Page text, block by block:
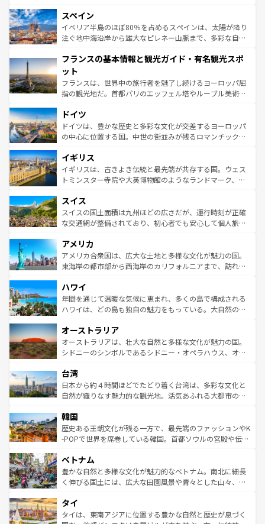
ろん、トスカーナの美しい田園風景やアマルフィ海岸の絶
景など、自然景観も見逃せない。観光の合間には、本場の
ピザやパスタなど、絶品のイタリア料理を堪能することも
ませてくれるイタリアで、忘れられない旅をしてみよう！
なお、新着のイタリア情報は
しい。
スペイン
イベリア半島のほぼ80％を占めるスペインは、太陽が降り
注ぐ地中海沿岸から雄大なピレネー山脈まで、多彩な自然
文化が根付くこの国では、情熱的なフラメンコ、熱気あふ
れる闘牛、そして美味しいタパスが生活の一部となってい
る。首都マドリードの洗練された雰囲気や、バルセロナの
アートに溢れた街角から、地方では古代ローマ遺跡や中世
せる。地方によって風土や気候が異なるスペインはその個
性で訪れる人を魅了する。 なお、新着のスペイン情報は コ
ンテンツ一覧を参照してほしい。
フランスの基本情報と観光ガイド・有名観光スポ
ット
フランスは、世界中の旅行者を魅了し続けるヨーロッパ屈
指の観光地だ。首都パリのエッフェル塔やルーブル美術館
で、幅広い魅力が詰まっている。華麗な宮殿、歴史的な大
聖堂、美しいビーチ、そして豊かな自然が、訪れる者を心
から魅了する。また、フランスは美食の国としても知ら
いる。シャンパンの発祥地であるランス、プロヴァンスの
香り高いラベンダー畑など、多彩な楽しみ方が可能だ。さ
らに、パリ以外の地域にも魅力が溢れており、どの街角に
れる地方に足を運ぶとそれぞれで全く異なる文化を体験で
きるだろう。 なお、新着のフランス情報はコンテンツ一覧
を参照してほしい。
ドイツ
ドイツは、豊かな歴史と多彩な文化が交差するヨーロッパ
の中心に位置する国。中世の街並みが残るロマンチック街
顔を持つこの国は、どこを歩いても飽きることがない。ベ
ルリンの文化的活気、バイエルン州のアルプスの絶景、そ
してライン川沿いのワイン畑といった風景は必見。ビール
は、お酒好きな人にはぜひ体験してほしい。 なお、新着の
ドイツ情報はコンテンツ一覧を参照してほしい。
イギリス
イギリスは、古きよき伝統と最先端が共存する国。ウェス
トミンスター寺院や大英博物館のようなランドマーク、歴
リアごとに異なる魅力がある。また、優雅なアフタヌーン
ティー、ビール好きにはたまらない英国パブ、サッカー観
戦など、本場だからこそできる体験も豊富。イギリスを旅
ンツ一覧を参照してほしい。
スイス
スイスの国土面積は九州ほどの広さだが、運行時刻が正確
な交通網が整備されており、初心者でも安心して個人旅行
の建物がそのまま残る町や、スイスならではのユニークな
博物館もあり、アルプス観光だけでなく町歩きも満喫する
ことができる。国民の所得が高いため物価も高いが、旅行
ば市内交通費無料で観光を楽しむこともできる。 なお、新
着のスイス情報はコンテンツ一覧 を参照してほしい。
アメリカ
アメリカ合衆国は、広大な土地と多様な文化が魅力の国。
東海岸の都市部から西海岸のカリフォルニアまで、訪れる
のような巨大都市は、観光、ショッピング、エンターテイ
ンメントが詰まった刺激的なスポットだ。一方、アメリカ
西部には大自然が広がり、グランドキャニオンやイエロー
部のニューオーリンズでは、音楽と美食が融合した独特の
文化が魅力。旅行者はアメリカの各地域で異なる魅力を楽
しみながら、その多様性と豊かな歴史を感じることができ
ならではの贅沢な旅のスタイルだ。 なお、新着のアメリカ
情報はコンテンツ一覧を参照してほしい。
ハワイ
年間を通じて温暖な気候に恵まれ、多くの島で構成される
ハワイは、どの島も独自の魅力をもっている。大自然の神
ワイ島は見逃せない。また、定番の観光地といえばオアフ
島だが、静かな自然を求めるならマウイ島やカウアイ島が
おすすめ。エメラルドグリーンに輝く海をはじめ、豊かな
れるおもてなしの心で訪れる人々を迎えてくれるハワイの
人々、おいしいローカルフードやハワイアンミュージッ
ク、伝統的なフラダンスなど、すべてがハワイの魅力を彩
ワイを、存分に味わってほしい。 なお、新着のハワイ情報
はコンテンツ一覧を参照してほしい。
オーストラリア
オーストラリアは、壮大な自然と多様な文化が魅力の国。
シドニーのシンボルであるシドニー・オペラハウス、オー
リアリーフや大陸中央部にそびえるウルル（エアーズロッ
ク）、タスマニアの美しい原生林やケアンズの熱帯雨林な
ど、見どころがたくさん。また、カフェやワイン、オージ
いる。アクティビティも充実しており、サーフィンやダイ
ビング、ハイキングなど、アウトドア好きにはたまらな
い。オーストラリアの多彩な魅力を存分に味わいつくそ
参照してほしい。
台湾
日本から約４時間ほどでたどり着く台湾は、多彩な文化と
自然が織りなす魅力的な観光地。活気あふれる大都市の台
ン）、静ひつな山岳地帯である台湾東部など、都市の喧騒
と山間の静けさが共存しており、訪れる人に新しい発見と
驚きをもたらしてくれる。また、奥深い台湾の食文化も魅
容にもいいと評判のスイーツなど、バラエティ豊かな料理
が味わえる。 なお、新着の台湾情報は コンテンツ一覧を参
照してほしい。
韓国
歴史ある王朝文化が残る一方で、最先端のファッションやK
-POPで世界を席巻している韓国。首都ソウルの宮殿や伝統
き、地方に足を延ばせば四季折々の自然美を楽しむことが
できる。そして、キムチや焼肉、絶品のストリートフード
まで、さまざまな韓国料理が待っている。夜には、韓国な
リティに包まれながら、韓国の多彩な魅力を心ゆくまで味
わってみてほしい。 なお、新着の韓国情報はコンテンツ一
ベトナム
豊かな自然と多様な文化が魅力的なベトナム。南北に細長
く伸びる国土には、広大な田園風景や青々とした山々、世
急速な発展と共に伝統が息づく。ハノイの古い町並みやホ
ーチミン市のフランス統治時代の建物も、独特の雰囲気を
タイ
タイは、東南アジアに位置する豊かな自然と歴史が息づく